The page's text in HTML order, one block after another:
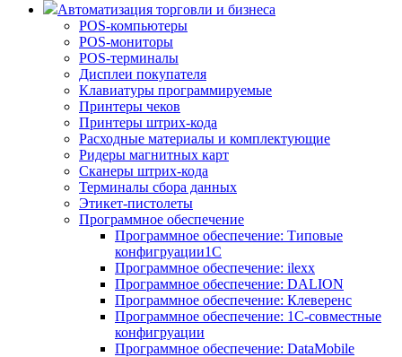
Автоматизация торговли и бизнеса
POS-компьютеры
POS-мониторы
POS-терминалы
Дисплеи покупателя
Клавиатуры программируемые
Принтеры чеков
Принтеры штрих-кода
Расходные материалы и комплектующие
Ридеры магнитных карт
Сканеры штрих-кода
Терминалы сбора данных
Этикет-пистолеты
Программное обеспечение
Программное обеспечение: Типовые
конфигруации1С
Программное обеспечение: ilexx
Программное обеспечение: DALION
Программное обеспечение: Клеверенс
Программное обеспечение: 1С-совместные
конфигруации
Программное обеспечение: DataMobile